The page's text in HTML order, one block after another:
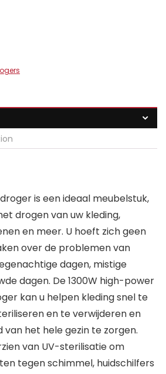
is een ideaal meubelstuk,
drogen van uw kleding,
en meer. U hoeft zich geen
over de problemen van
dagen, mistige
dagen. De 1300W high-power
kan u helpen kleding snel te
en te verwijderen en
van het hele gezin te zorgen.
van UV-sterilisatie om
tegen schimmel, huidschilfers